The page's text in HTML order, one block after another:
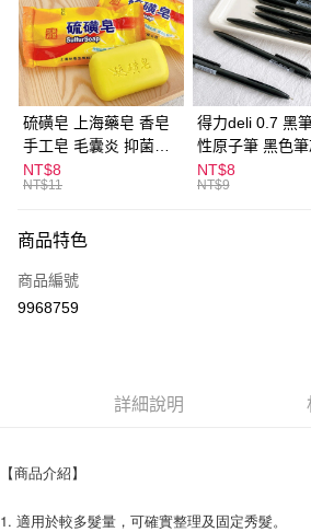
Apple Pay
街口支付
悠遊付
ATM付款
全家取貨付款
每筆NT$60，滿NT$599(含以上)免運費
付款後全家取貨
每筆NT$60，滿NT$599(含以上)免運費
每筆NT$60，滿NT$599(含以上)免運費
宅配
硫磺皂 上海藥皂 香皂
手工皂 毛囊炎 抑菌除
蟎 清潔護膚 去油去痘
寵物皮膚病 狗狗貓咪
NT$8
NT$11
得力deli 0.7 黑
性原子筆 黑色
S304
NT$8
NT$9
商品特色
商品編號
9968759
詳細說明
【商品介紹】
1. 適用於較多髮量，可確實整理及固定秀髮。